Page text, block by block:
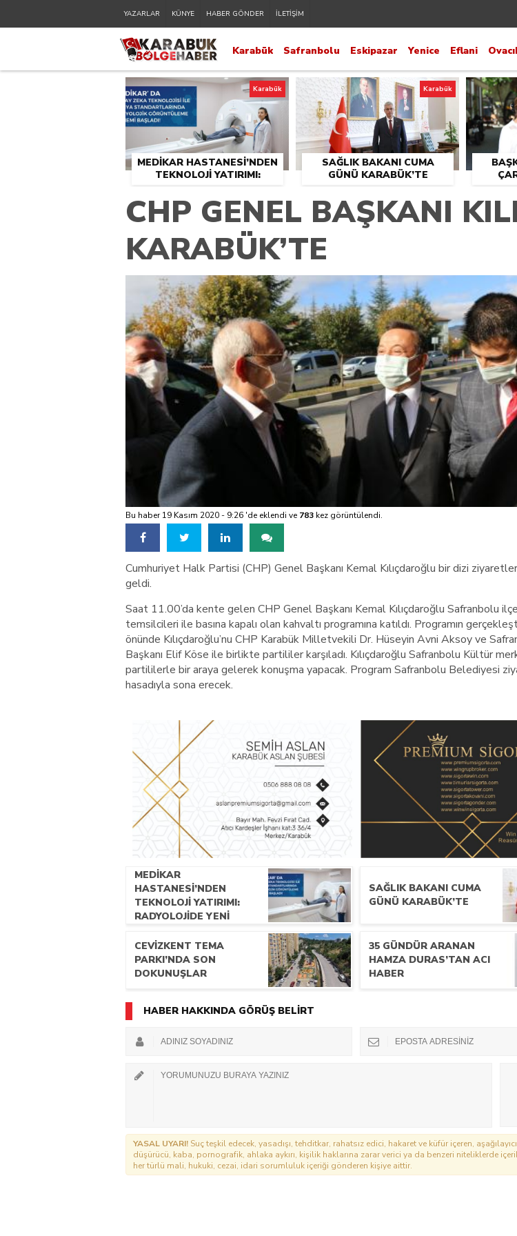
YAZARLAR KÜNYE HABER GÖNDER İLETİŞİM
Karabük Safranbolu Eskipazar Yenice Eflani
MEDİKAR HASTANESİ’NDEN
TEKNOLOJİ YATIRIMI:
CİHAZLAR HİZMETE GİRDİ
Karabük
SAĞLIK BAKANI CUMA
GÜNÜ KARABÜK’TE
Karabük
CHP GENEL BAŞKANI
KARABÜK’TE
Bu haber 19 Kasım 2020 - 9:26 'de eklendi ve 783 kez görüntülendi.
Cumhuriyet Halk Partisi (CHP) Genel Başkanı Kemal Kılıçdaroğlu bir dizi ziyaretler
geldi.
Saat 11.00’da kente gelen CHP Genel Başkanı Kemal Kılıçdaroğlu Safranbolu
temsilcileri ile basına kapalı olan kahvaltı programına katıldı. Programın
önünde Kılıçdaroğlu’nu CHP Karabük Milletvekili Dr. Hüseyin Avni Aksoy ve
Başkanı Elif Köse ile birlikte partililer karşıladı. Kılıçdaroğlu Safranbolu Kültür
partililerle bir araya gelerek konuşma yapacak. Program Safranbolu Belediyesi
hasadıyla sona erecek.
MEDİKAR
HASTANESİ’NDEN
TEKNOLOJİ YATIRIMI:
RADYOLOJİDE YENİ
HİZMETE GİRDİ
SAĞLIK BAKANI CUMA
GÜNÜ KARABÜK’TE
CEVİZKENT TEMA
PARKI’NDA SON
DOKUNUŞLAR
35 GÜNDÜR ARANAN
HAMZA DURAS’TAN ACI
HABER
HABER HAKKINDA GÖRÜŞ BELİRT
YASAL UYARI! Suç teşkil edecek, yasadışı, tehditkar, rahatsız edici, hakaret ve küfür içeren,
düşürücü, kaba, pornografik, ahlaka aykırı, kişilik haklarına zarar verici ya da benzeri niteliklerde
her türlü mali, hukuki, cezai, idari sorumluluk içeriği gönderen kişiye aittir.